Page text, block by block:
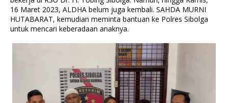
16 Maret 2023, ALDHA belum juga kembali. SAHDA MURNI
HUTABARAT, kemudian meminta bantuan ke Polres Sibolga
untuk mencari keberadaan anaknya.